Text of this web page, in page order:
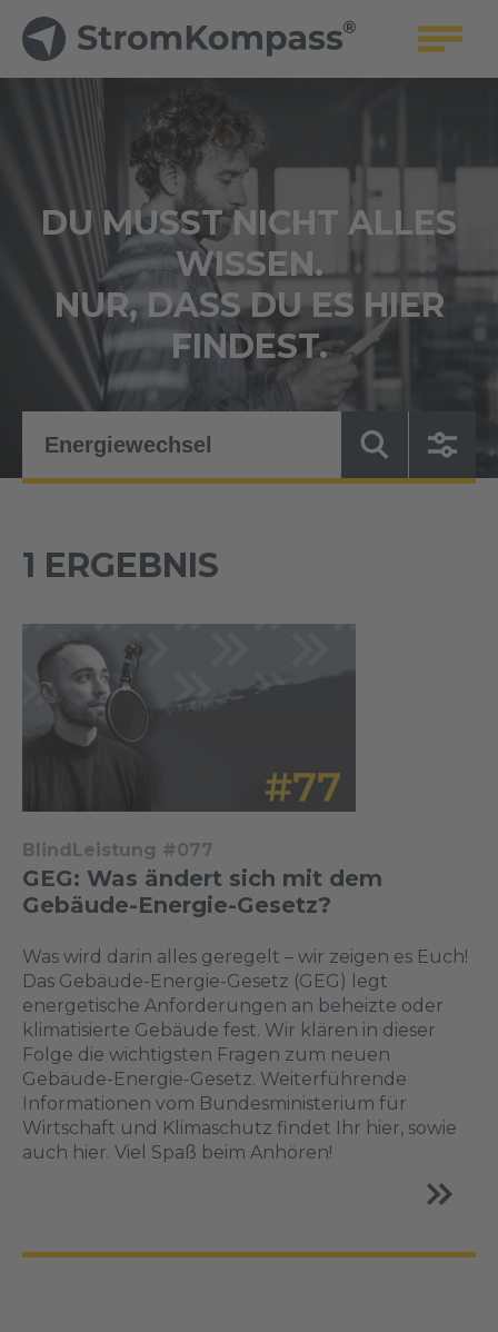
DU MUSST NICHT ALLES
WISSEN.
NUR, DASS DU ES HIER
FINDEST.
1 ERGEBNIS
BlindLeistung #077
GEG: Was ändert sich mit dem
Gebäude-Energie-Gesetz?
Was wird darin alles geregelt – wir zeigen es Euch!
Das Gebäude-Energie-Gesetz (GEG) legt
energetische Anforderungen an beheizte oder
klimatisierte Gebäude fest. Wir klären in dieser
Folge die wichtigsten Fragen zum neuen
Gebäude-Energie-Gesetz. Weiterführende
Informationen vom Bundesministerium für
Wirtschaft und Klimaschutz findet Ihr hier, sowie
auch hier. Viel Spaß beim Anhören!